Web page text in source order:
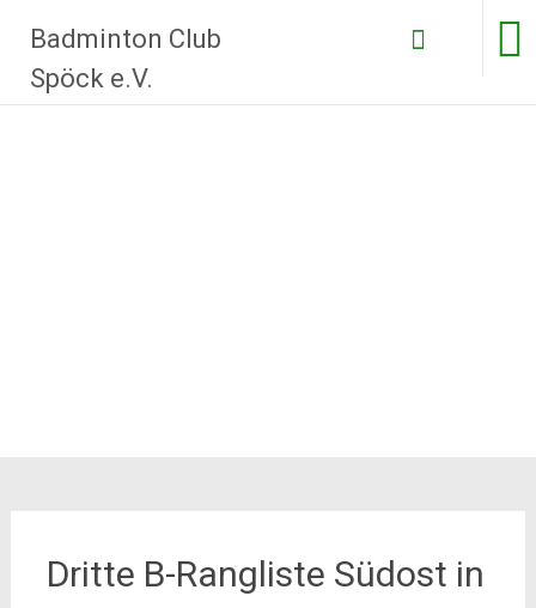
Inhalt
springen
Badminton Club
Spöck e.V.
Dritte B-Rangliste Südost in